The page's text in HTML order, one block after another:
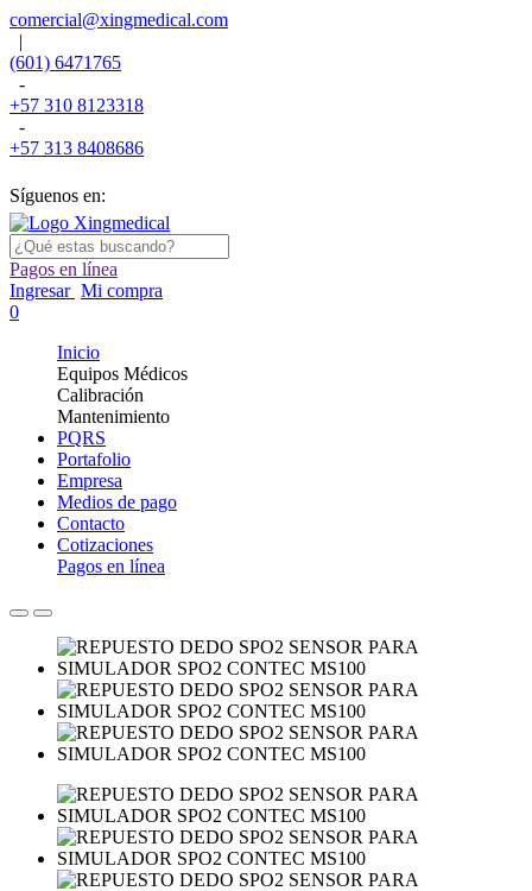
comercial@xingmedical.com
|
(601) 6471765
-
+57 310 8123318
-
+57 313 8408686
Síguenos en:
Pagos en línea
Ingresar Mi compra
0
Inicio
Equipos Médicos
Calibración
Mantenimiento
PQRS
Portafolio
Empresa
Medios de pago
Contacto
Cotizaciones
Pagos en línea